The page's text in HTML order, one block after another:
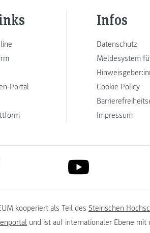
Portal
Infos
Datenschutz
Meldesystem
Cookie Policy
Impressum
to facebook link to youtube
kooperiert als Teil des Steirischen
und ist auf internationaler Ebene mit